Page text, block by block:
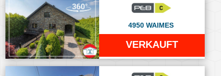
4950 WAIMES
VERKAUFT